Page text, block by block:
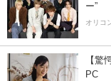
ー”
オリコ
【驚
PC